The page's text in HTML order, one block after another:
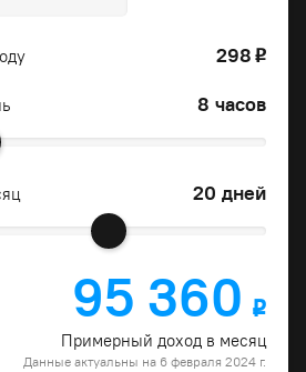
298 o
8 часов
20 дней
Примерный доход в месяц
95 360 o
Данные актуальны на 6 февраля 2024 г.